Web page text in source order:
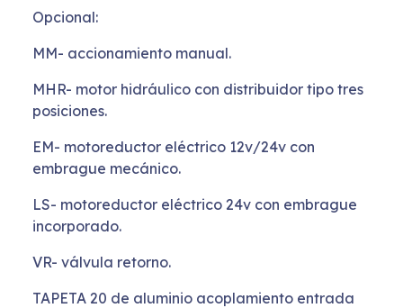
Opcional:
MM- accionamiento manual.
MHR- motor hidráulico con distribuidor tipo tres
posiciones.
EM- motoreductor eléctrico 12v/24v con
embrague mecánico.
LS- motoreductor eléctrico 24v con embrague
incorporado.
VR- válvula retorno.
TAPETA 20 de aluminio acoplamiento entrada